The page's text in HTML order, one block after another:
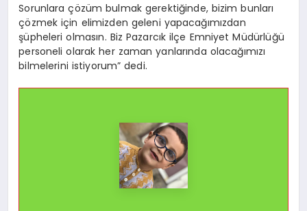
Sorunlara çözüm bulmak gerektiğinde, bizim bunları
çözmek için elimizden geleni yapacağımızdan
şüpheleri olmasın. Biz Pazarcık ilçe Emniyet Müdürlüğü
personeli olarak her zaman yanlarında olacağımızı
bilmelerini istiyorum” dedi.